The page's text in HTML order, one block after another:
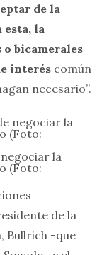
de la
esta, la
bicamerales
interés común
necesario”.
la
(Foto:
de la
Bullrich -que